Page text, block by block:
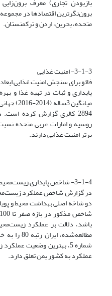
برون‌نگرترین اقتصادها در
متحده، بحرین، اردن و ترکمنستان.
3-1-3- امنیت غذایی
فائو برای سنجش امنیت غذایی
پایداری و ثبات در تهیه غذا و
میانگین
روسیه و امارات عربی متحده
برتر امنیت غذایی دارند.
3-1-4- شاخص پایداری زیست‌محیطی
دو شاخه اصلی بهداشت محیط و
شماره 5، بهترین وضعیت
عملکرد به کشور یمن تعلق دارد.